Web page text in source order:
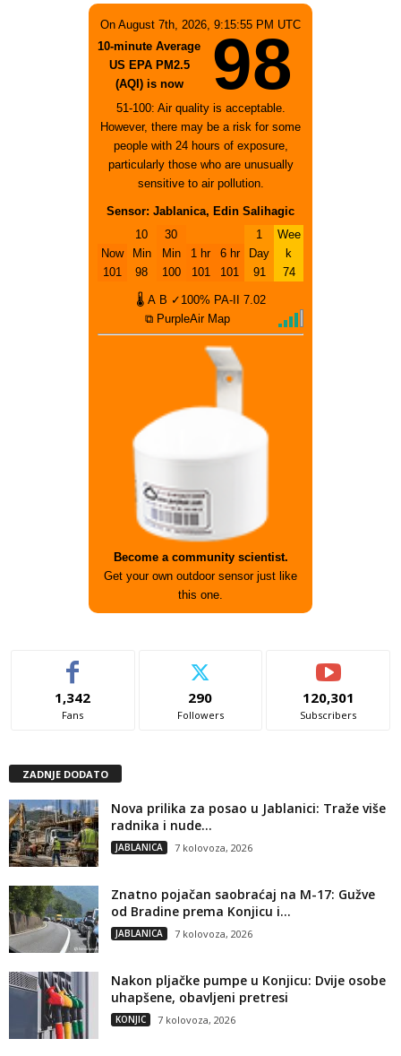
On August 7th, 2026, 9:15:55 PM UTC
10-minute Average
US EPA PM2.5
(AQI) is now
98
51-100: Air quality is acceptable.
However, there may be a risk for some
people with 24 hours of exposure,
particularly those who are unusually
sensitive to air pollution.
Sensor: Jablanica, Edin Salihagic
Now
101
10
Min
98
30
Min
100
1 hr
101
6 hr
101
1
Day
91
Wee
k
74
🌡 A B ✓100% PA-II
7.02
⧉ PurpleAir Map
Become a community scientist.
Get your own outdoor sensor just like
this one.
1,342
Fans
290
Followers
120,301
Subscribers
ZADNJE DODATO
Nova prilika za posao u Jablanici: Traže više
radnika i nude...
JABLANICA 7 kolovoza, 2026
Znatno pojačan saobraćaj na M-17: Gužve
od Bradine prema Konjicu i...
JABLANICA 7 kolovoza, 2026
Nakon pljačke pumpe u Konjicu: Dvije osobe
uhapšene, obavljeni pretresi
KONJIC 7 kolovoza, 2026